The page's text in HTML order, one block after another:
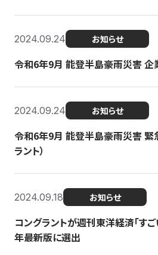
2024.09.24 お知らせ
令和6年9月 能登半島豪雨災害 企
2024.09.24 お知らせ
令和6年9月 能登半島豪雨災害 緊
ラント）
2024.09.18 お知らせ
コングラントが週刊東洋経済「す
年最新版に選出